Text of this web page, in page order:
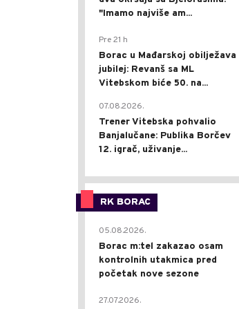
"Imamo najviše am...
Pre 21 h
Borac u Mađarskoj obilježava
jubilej: Revanš sa ML
Vitebskom biće 50. na...
07.08.2026.
Trener Vitebska pohvalio
Banjalučane: Publika Borčev
12. igrač, uživanje...
RK BORAC
05.08.2026.
Borac m:tel zakazao osam
kontrolnih utakmica pred
početak nove sezone
27.07.2026.